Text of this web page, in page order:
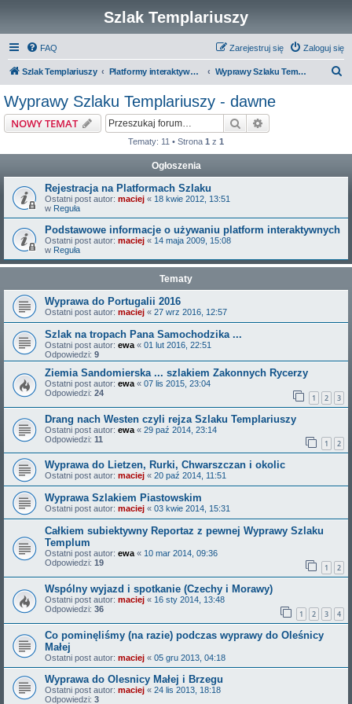
Szlak Templariuszy
FAQ Zaloguj się
Zarejestruj się
Szlak Templariuszy Platformy interaktywne Szlaku Templariuszy Wyprawy Szlaku Templariuszy - dawne
Wyprawy Szlaku Templariuszy - dawne
NOWY TEMAT Szukaj
Tematy: 11 • Strona 1 z 1
Ogłoszenia
Rejestracja na Platformach Szlaku
Ostatni post autor: maciej « 18 kwie 2012, 13:51
w Reguła
Podstawowe informacje o używaniu platform interaktywnych
Ostatni post autor: maciej « 14 maja 2009, 15:08
w Reguła
Tematy
Wyprawa do Portugalii 2016
Ostatni post autor: maciej « 27 wrz 2016, 12:57
Szlak na tropach Pana Samochodzika ...
Ostatni post autor: ewa « 01 lut 2016, 22:51
Odpowiedzi: 9
Ziemia Sandomierska ... szlakiem Zakonnych Rycerzy
Ostatni post autor: ewa « 07 lis 2015, 23:04
Odpowiedzi: 24 1 2 3
Drang nach Westen czyli rejza Szlaku Templariuszy
Ostatni post autor: ewa « 29 paź 2014, 23:14
Odpowiedzi: 11 1 2
Wyprawa do Lietzen, Rurki, Chwarszczan i okolic
Ostatni post autor: maciej « 20 paź 2014, 11:51
Wyprawa Szlakiem Piastowskim
Ostatni post autor: maciej « 03 kwie 2014, 15:31
Całkiem subiektywny Reportaz z pewnej Wyprawy Szlaku
Templum
Ostatni post autor: ewa « 10 mar 2014, 09:36
Odpowiedzi: 19 1 2
Wspólny wyjazd i spotkanie (Czechy i Morawy)
Ostatni post autor: maciej « 16 sty 2014, 13:48
Odpowiedzi: 36 1 2 3 4
Co pominęliśmy (na razie) podczas wyprawy do Oleśnicy
Małej
Ostatni post autor: maciej « 05 gru 2013, 04:18
Wyprawa do Olesnicy Małej i Brzegu
Ostatni post autor: maciej « 24 lis 2013, 18:18
Odpowiedzi: 3